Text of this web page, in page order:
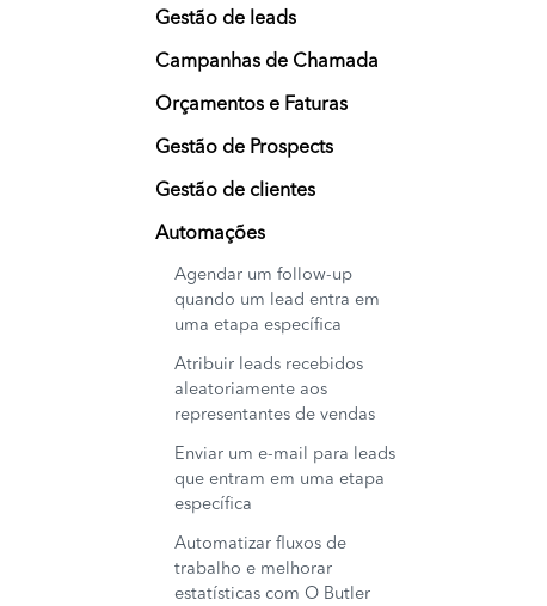
Gestão de leads
Campanhas de Chamada
Orçamentos e Faturas
Gestão de Prospects
Gestão de clientes
Automações
Agendar um follow-up
quando um lead entra em
uma etapa específica
Atribuir leads recebidos
aleatoriamente aos
representantes de vendas
Enviar um e-mail para leads
que entram em uma etapa
específica
Automatizar fluxos de
trabalho e melhorar
estatísticas com O Butler